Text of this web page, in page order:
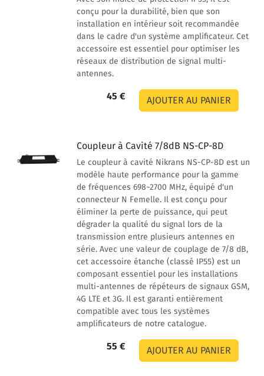
conçu pour la durabilité, bien que son
installation en intérieur soit recommandée
dans le cadre d'un système amplificateur. Cet
accessoire est essentiel pour optimiser les
réseaux de distribution de signal multi-
antennes.
45 €
Coupleur à Cavité 7/8dB NS-CP-8D
Le coupleur à cavité Nikrans NS-CP-8D est un
modèle haute performance pour la gamme
de fréquences 698~2700 MHz, équipé d'un
connecteur N Femelle. Il est conçu pour
éliminer la perte de puissance, qui peut
dégrader la qualité du signal lors de la
transmission entre plusieurs antennes en
série. Avec une valeur de couplage de 7/8 dB,
cet accessoire étanche (classé IP55) est un
composant essentiel pour les installations
multi-antennes de répéteurs de signaux GSM,
4G LTE et 3G. Il est garanti entièrement
compatible avec tous les systèmes
amplificateurs de notre catalogue.
55 €